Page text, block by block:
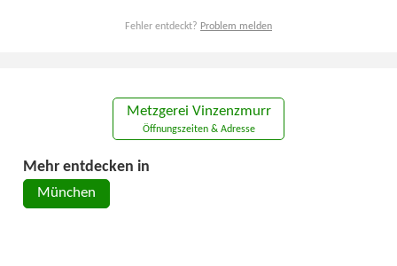
Fehler entdeckt? Problem melden
Metzgerei Vinzenzmurr
Öffnungszeiten & Adresse
Mehr entdecken in
München